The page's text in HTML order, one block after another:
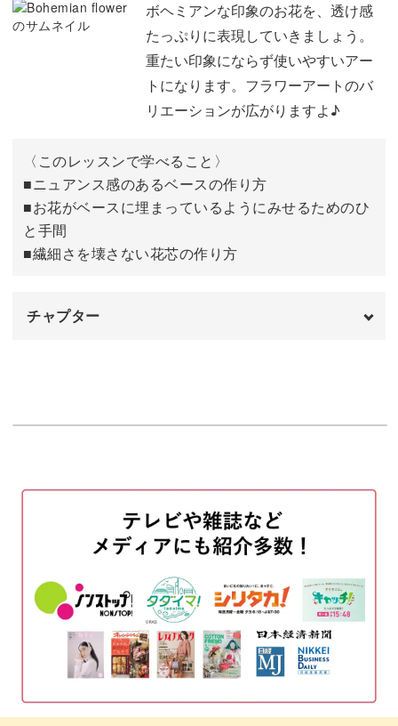
今回のレッスンでは、ピンクとオレンジを使ったベースの
上に描いていますがカラーを変えても素敵に仕上がりま
ブルー系で涼しげな印象に仕上げたり、夏にはイエロー系
を使って明るめな印象にしたり。
花芯にストーンをのせて仕上げてもより華やかな印象にな
メインアートとしても、サブアートとしても使えるフラワ
ボヘミアンな印象のお花を、透け感
たっぷりに表現していきましょう。
重たい印象にならず使いやすいアー
トになります。フラワーアートのバ
リエーションが広がりますよ♪
〈このレッスンで学べること〉
■ニュアンス感のあるベースの作り方
■お花がベースに埋まっているようにみせるためのひ
と手間
■繊細さを壊さない花芯の作り方
チャプター
心に焦げ茶色を塗布する
下の段のお花のベースを描く 06:42
棒状の先を花びらに2本ずつ入れる
ミキシングジェルを花びらに垂らす